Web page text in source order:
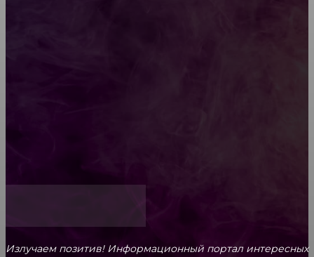
Излучаем позитив! Информационный портал интересных